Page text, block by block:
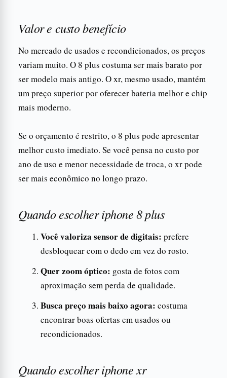
Valor e custo benefício
No mercado de usados e recondicionados, os preços
variam muito. O 8 plus costuma ser mais barato por
ser modelo mais antigo. O xr, mesmo usado, mantém
um preço superior por oferecer bateria melhor e chip
mais moderno.
Se o orçamento é restrito, o 8 plus pode apresentar
melhor custo imediato. Se você pensa no custo por
ano de uso e menor necessidade de troca, o xr pode
ser mais econômico no longo prazo.
Quando escolher iphone 8 plus
Você valoriza sensor de digitais: prefere
desbloquear com o dedo em vez do rosto.
Quer zoom óptico: gosta de fotos com
aproximação sem perda de qualidade.
Busca preço mais baixo agora: costuma
encontrar boas ofertas em usados ou
recondicionados.
Quando escolher iphone xr